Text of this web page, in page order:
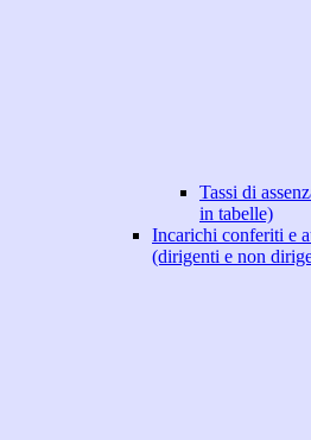
Tassi di
in tabelle)
Incarichi conferiti e
(dirigenti e non